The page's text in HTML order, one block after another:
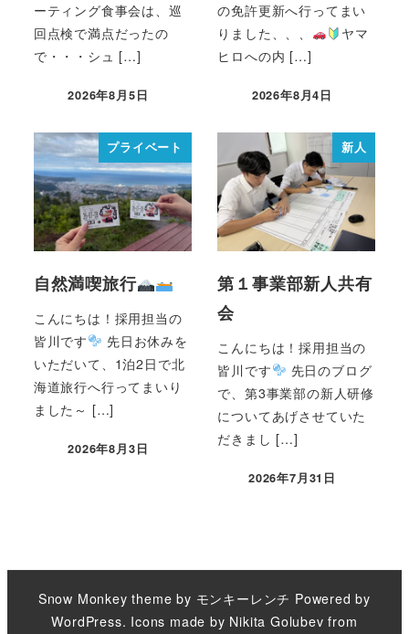
ーティング食事会は、巡
回点検で満点だったの
で・・・シュ […]
2026年8月5日
の免許更新へ行ってまい
りました、、、
ヤマ
ヒロへの内 […]
2026年8月4日
プライベート
自然満喫旅行
こんにちは！採用担当の
皆川です
先日お休みを
いただいて、1泊2日で北
海道旅行へ行ってまいり
ました～ […]
2026年8月3日
新人
第１事業部新人共有
会
こんにちは！採用担当の
皆川です
先日のブログ
で、第3事業部の新人研修
についてあげさせていた
だきまし […]
2026年7月31日
Snow Monkey theme by モンキーレンチ Powered by
WordPress. Icons made by Nikita Golubev from